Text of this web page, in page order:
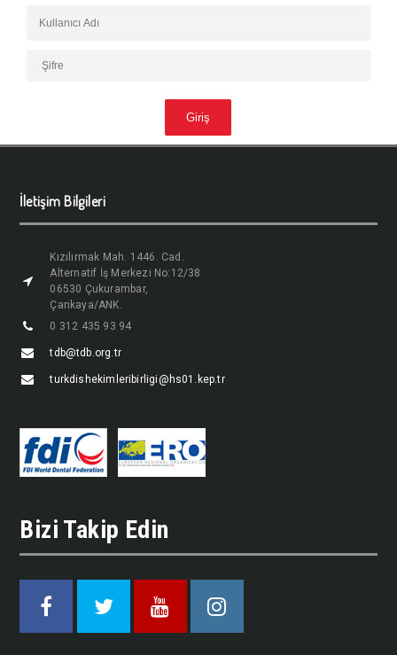
İletişim Bilgileri
Kızılırmak Mah. 1446. Cad.
Alternatif İş Merkezi No:12/38
06530 Çukurambar,
Çankaya/ANK.
0 312 435 93 94
tdb@tdb.org.tr
turkdishekimleribirligi@hs01.kep.tr
Bizi Takip Edin
Facebook Twitter Youtube Instagram